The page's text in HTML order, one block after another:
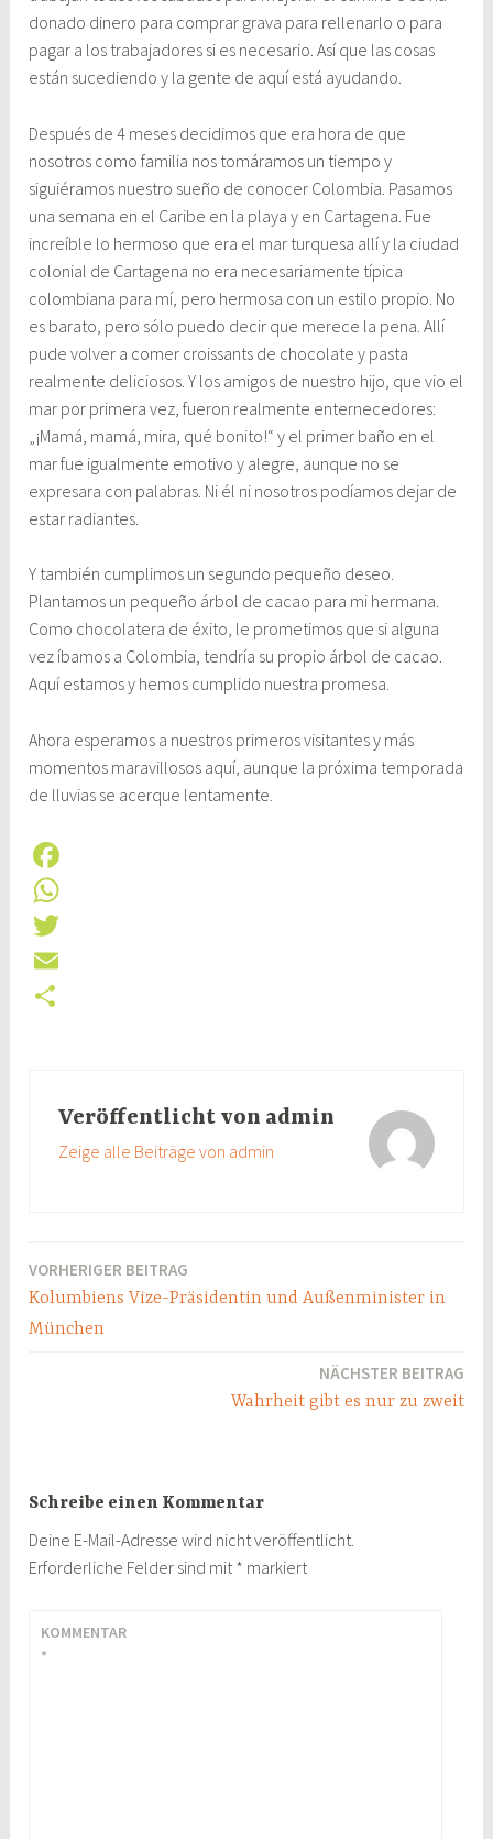
donado dinero para comprar grava para rellenarlo o para
pagar a los trabajadores si es necesario. Así que las cosas
están sucediendo y la gente de aquí está ayudando.
Después de 4 meses decidimos que era hora de que
nosotros como familia nos tomáramos un tiempo y
siguiéramos nuestro sueño de conocer Colombia. Pasamos
una semana en el Caribe en la playa y en Cartagena. Fue
increíble lo hermoso que era el mar turquesa allí y la ciudad
colonial de Cartagena no era necesariamente típica
colombiana para mí, pero hermosa con un estilo propio. No
es barato, pero sólo puedo decir que merece la pena. Allí
pude volver a comer croissants de chocolate y pasta
realmente deliciosos. Y los amigos de nuestro hijo, que vio el
mar por primera vez, fueron realmente enternecedores:
„¡Mamá, mamá, mira, qué bonito!“ y el primer baño en el
mar fue igualmente emotivo y alegre, aunque no se
expresara con palabras. Ni él ni nosotros podíamos dejar de
estar radiantes.
Y también cumplimos un segundo pequeño deseo.
Plantamos un pequeño árbol de cacao para mi hermana.
Como chocolatera de éxito, le prometimos que si alguna
vez íbamos a Colombia, tendría su propio árbol de cacao.
Aquí estamos y hemos cumplido nuestra promesa.
Ahora esperamos a nuestros primeros visitantes y más
momentos maravillosos aquí, aunque la próxima temporada
de lluvias se acerque lentamente.
F
a
c
e
W
h
a
T
w
E
Veröffentlicht von admin
Zeige alle Beiträge von admin
Beitragsnavigation
VORHERIGER BEITRAG
Kolumbiens Vize-Präsidentin und Außenminister in
München
NÄCHSTER BEITRAG
Wahrheit gibt es nur zu zweit
Schreibe einen Kommentar
Deine E-Mail-Adresse wird nicht veröffentlicht.
Erforderliche Felder sind mit* markiert
KOMMENTAR
*